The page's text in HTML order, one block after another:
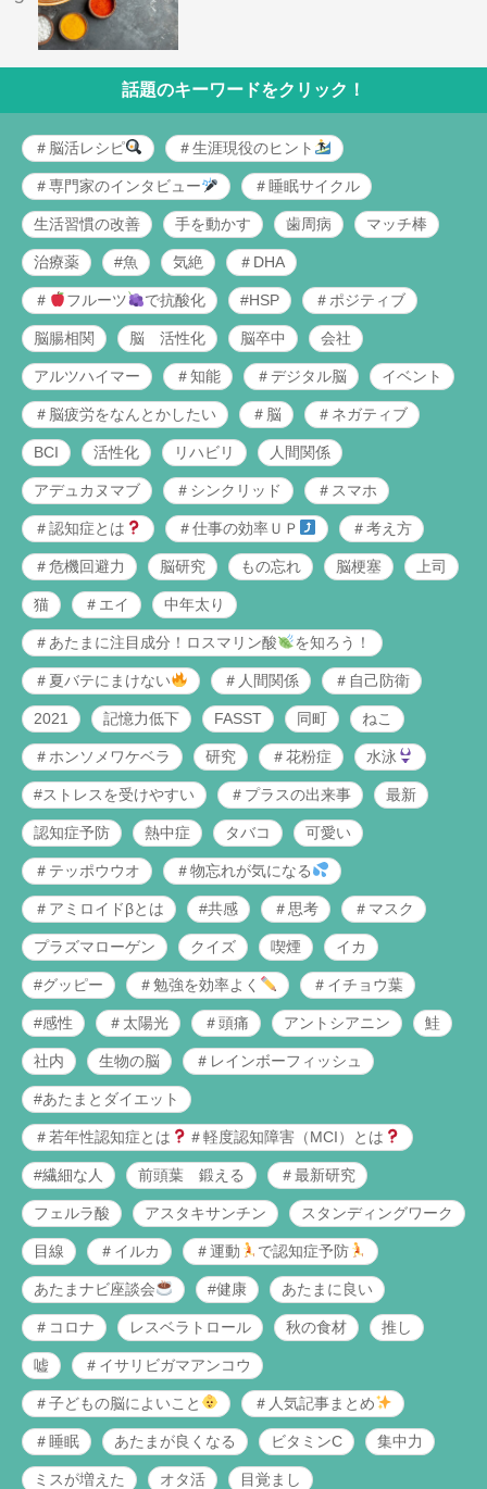
話題のキーワードをクリック！
＃脳活レシピ ＃生涯現役のヒント
＃専門家のインタビュー ＃睡眠サイクル
生活習慣の改善 手を動かす 歯周病 マッチ棒
治療薬 #魚 気絶 ＃DHA
＃ フルーツ で抗酸化 #HSP ＃ポジティブ
脳腸相関 脳 活性化 脳卒中 会社
アルツハイマー ＃知能 ＃デジタル脳 イベント
＃脳疲労をなんとかしたい ＃脳 ＃ネガティブ
BCI 活性化 リハビリ 人間関係
アデュカヌマブ ＃シンクリッド ＃スマホ
＃認知症とは ＃仕事の効率ＵＰ ＃考え方
＃危機回避力 脳研究 もの忘れ 脳梗塞 上司
猫 ＃エイ 中年太り
＃あたまに注目成分！ロスマリン酸 を知ろう！
＃夏バテにまけない ＃人間関係 ＃自己防衛
2021 記憶力低下 FASST 同町 ねこ
＃ホンソメワケベラ 研究 ＃花粉症 水泳
#ストレスを受けやすい ＃プラスの出来事 最新
認知症予防 熱中症 タバコ 可愛い
＃テッポウウオ ＃物忘れが気になる
＃アミロイドβとは #共感 ＃思考 ＃マスク
プラズマローゲン クイズ 喫煙 イカ
#グッピー ＃勉強を効率よく ＃イチョウ葉
#感性 ＃太陽光 ＃頭痛 アントシアニン 鮭
社内 生物の脳 ＃レインボーフィッシュ
#あたまとダイエット
＃若年性認知症とは ＃軽度認知障害（MCI）とは
#繊細な人 前頭葉 鍛える ＃最新研究
フェルラ酸 アスタキサンチン スタンディングワーク
目線 ＃イルカ ＃運動 で認知症予防
あたまナビ座談会 #健康 あたまに良い
＃コロナ レスベラトロール 秋の食材 推し
嘘 ＃イサリビガマアンコウ
＃子どもの脳によいこと ＃人気記事まとめ
＃睡眠 あたまが良くなる ビタミンC 集中力
ミスが増えた オタ活 目覚まし